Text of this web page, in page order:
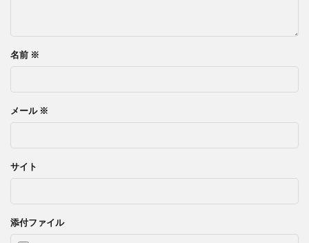
名前 ※
メール ※
サイト
添付ファイル